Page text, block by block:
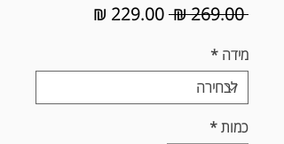
‏269.00 ‏₪
מחיר
מידה *
כמות*